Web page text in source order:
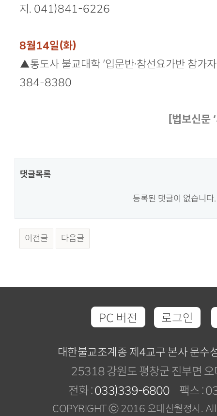
지. 041)841-6226
8월14일(화)
▲통도사 불교대학 ‘입문반·참선요가반 참가
384-8380
[법보신문
댓글목록
등록된 댓글이 없습니다.
이전글 다음글
PC 버전 로그인
대한불교조계종 제4교구 본사 문수
25318 강원도 평창군 진부면
전화 :033)339-6800 팩스 :
COPYRIGHT ⓒ 2016 오대산월정사.